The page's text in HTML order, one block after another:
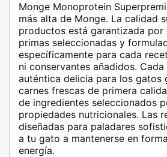
Monge Monoprotein
más alta de Monge. La calidad
productos está garantizada por
primas seleccionadas y
específicamente para cada
ni conservantes añadidos.
auténtica delicia para los gatos
carnes frescas de primera
de ingredientes seleccionados
propiedades nutricionales. Las
diseñadas para paladares
a tu gato a mantenerse en
energía.